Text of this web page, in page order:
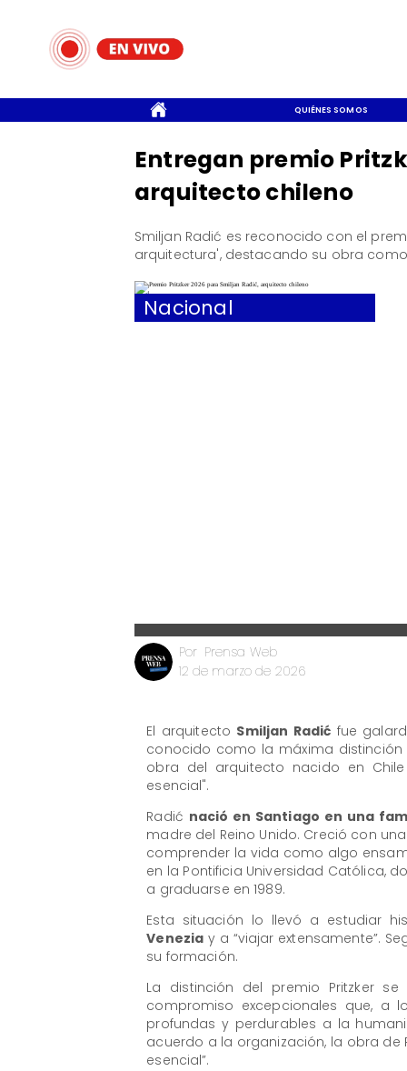
QUIÉNES SOMOS
Nacional
Prensa Web
Por
12 de marzo de 2026
Entregan premio
arquitecto chileno
Smiljan Radić es reconocido con el
arquitectura', destacando su obra
El arquitecto Smiljan Radić fue
conocido como la máxima
obra del arquitecto nacido en
esencial".
Radić nació en Santiago en una
madre del Reino Unido. Creció con
comprender la vida como algo
en la Pontificia Universidad Católica,
a graduarse en 1989.
Esta situación lo llevó a estudiar
Venezia y a “viajar extensamente”.
su formación.
La distinción del premio Pritzker
compromiso excepcionales que, a
profundas y perdurables a la
acuerdo a la organización, la obra de
esencial”.